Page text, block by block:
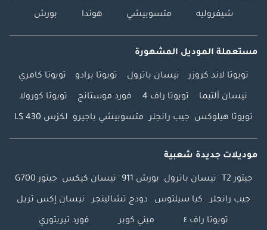
شيفروليه متسوبيشي هوندا بورش
مستعملة الموديل المشهورة
تويوتا لاند كروزر نيسان باترول تويوتا برادو تويوتا كامري
نيسان ألتيما تويوتا راف 4 فورد موستانج تويوتا كورولا
تويوتا هيلوكس جيب رانجلر متسوبيشي باجيرو لكزس LS 430
موديلات جديدة شعبية
جيتور T2 نيسان باترول بورش 911 نيسان كيكس جيتور G700
جيب رانجلر كيا سيلتوس دودج تشالينجر نيسان إكس تريل
تويوتا راف ٤ ميني كوبر فورد تيريتوري